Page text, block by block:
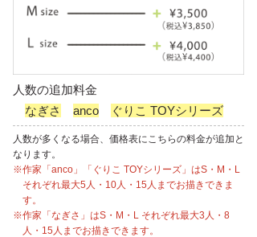
人数の追加料金
なぎさ
anco ぐりこ TOYシリーズ
人数が多くなる場合、価格表にこちらの料金が追加と
なります。
※作家「anco」「ぐりこ TOYシリーズ」はS・M・L
それぞれ最大5人・10人・15人までお描きできま
す。
※作家「なぎさ」はS・M・L それぞれ最大3人・8
人・15人までお描きできます。